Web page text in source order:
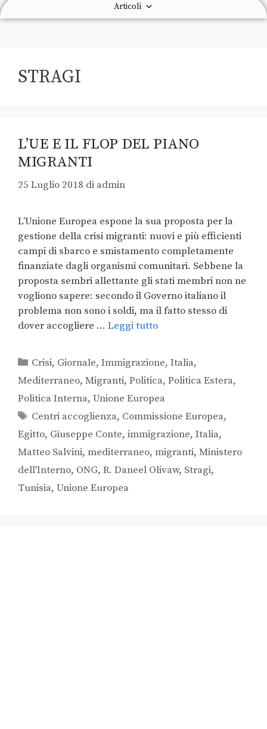
Articoli
STRAGI
L’UE E IL FLOP DEL PIANO
MIGRANTI
25 Luglio 2018 di admin
L’Unione Europea espone la sua proposta per la
gestione della crisi migranti: nuovi e più efficienti
campi di sbarco e smistamento completamente
finanziate dagli organismi comunitari. Sebbene la
proposta sembri allettante gli stati membri non ne
vogliono sapere: secondo il Governo italiano il
problema non sono i soldi, ma il fatto stesso di
dover accogliere … Leggi tutto
Crisi, Giornale,Immigrazione,Italia,
Mediterraneo, Migranti, Politica, Politica Estera,
Politica Interna, Unione Europea
Centri accoglienza, Commissione Europea,
Egitto, Giuseppe Conte, immigrazione, Italia,
Matteo Salvini, mediterraneo, migranti, Ministero
dell'Interno, ONG, R. Daneel Olivaw, Stragi,
Tunisia, Unione Europea